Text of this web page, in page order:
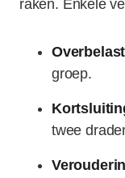
raken. Enkele
groep.
twee